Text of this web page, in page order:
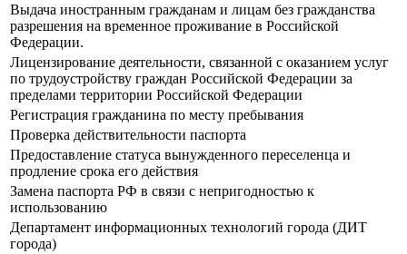
Выдача иностранным гражданам и лицам без гражданства
разрешения на временное проживание в Российской
Федерации.
Лицензирование деятельности, связанной с оказанием услуг
по трудоустройству граждан Российской Федерации за
пределами территории Российской Федерации
Регистрация гражданина по месту пребывания
Проверка действительности паспорта
Предоставление статуса вынужденного переселенца и
продление срока его действия
Замена паспорта РФ в связи с непригодностью к
использованию
Департамент информационных технологий города (ДИТ
города)